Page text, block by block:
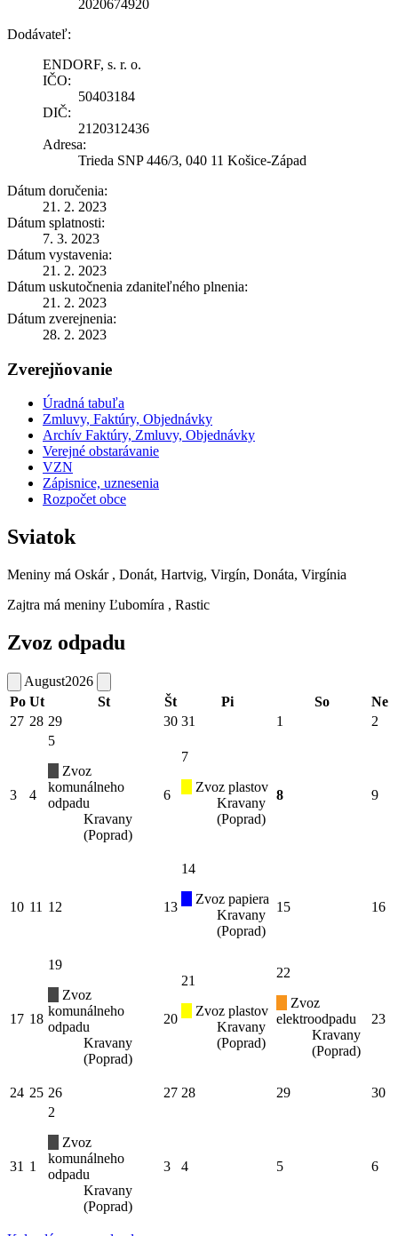
2020674920
Dodávateľ:
ENDORF, s. r. o.
IČO:
50403184
DIČ:
2120312436
Adresa:
Trieda SNP 446/3, 040 11 Košice-Západ
Dátum doručenia:
21. 2. 2023
Dátum splatnosti:
7. 3. 2023
Dátum vystavenia:
21. 2. 2023
Dátum uskutočnenia zdaniteľného plnenia:
21. 2. 2023
Dátum zverejnenia:
28. 2. 2023
Zverejňovanie
Úradná tabuľa
Zmluvy, Faktúry, Objednávky
Archív Faktúry, Zmluvy, Objednávky
Verejné obstarávanie
VZN
Zápisnice, uznesenia
Rozpočet obce
Sviatok
Meniny má Oskár , Donát, Hartvig, Virgín, Donáta, Virgínia
Zajtra má meniny Ľubomíra , Rastic
Zvoz odpadu
August2026
Po Ut St Št Pi So
Ne
27 28 29 30 31 1 2
3 4
5
Zvoz
komunálneho
odpadu
Kravany
(Poprad)
6
7
Zvoz plastov
Kravany
(Poprad)
8 9
10 11 12 13
14
Zvoz papiera
Kravany
(Poprad)
15 16
17 18
19
Zvoz
komunálneho
odpadu
Kravany
(Poprad)
20
21
Zvoz plastov
Kravany
(Poprad)
22
Zvoz
elektroodpadu
Kravany
(Poprad)
23
24 25 26 27 28 29 30
31 1
2
Zvoz
komunálneho
odpadu
Kravany
(Poprad)
3 4 5 6